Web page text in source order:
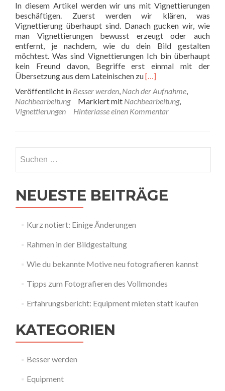
In diesem Artikel werden wir uns mit Vignettierungen
beschäftigen. Zuerst werden wir klären, was
Vignettierung überhaupt sind. Danach gucken wir, wie
man Vignettierungen bewusst erzeugt oder auch
entfernt, je nachdem, wie du dein Bild gestalten
möchtest. Was sind Vignettierungen Ich bin überhaupt
kein Freund davon, Begriffe erst einmal mit der
Übersetzung aus dem Lateinischen zuRead
about
Wie
du
einsetzen/entfernen
[…]
Veröffentlicht in Besser werden, Nach der Aufnahme,
Nachbearbeitung
Markiert mit Nachbearbeitung,
Vignettierungen
Hinterlasse einen Kommentar
nach:
NEUESTE BEITRÄGE
Kurz notiert: Einige Änderungen
Rahmen in der Bildgestaltung
Wie du bekannte Motive neu fotografieren kannst
Tipps zum Fotografieren des Vollmondes
Erfahrungsbericht: Equipment mieten statt kaufen
KATEGORIEN
Besser werden
Equipment